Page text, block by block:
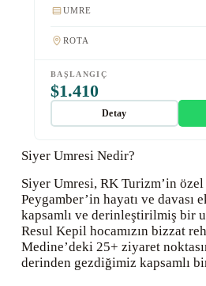
UMRE
ROTA
BAŞLANGIÇ
$1.410
Detay
Siyer Umresi Nedir?
Siyer Umresi, RK Turizm’in özel
Peygamber’in hayatı ve davası
kapsamlı ve derinleştirilmiş bir
Resul Kepil hocamızın bizzat
Medine’deki 25+ ziyaret
derinden gezdiğimiz kapsamlı